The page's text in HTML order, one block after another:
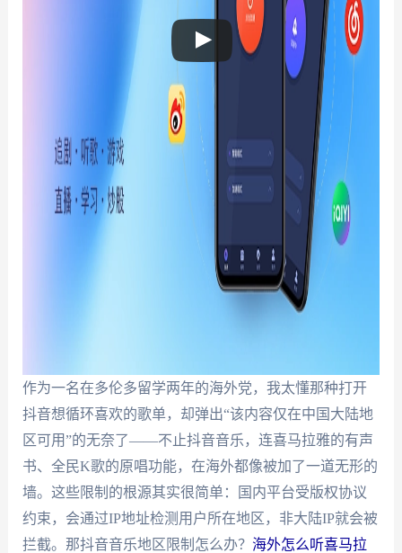
作为一名在多伦多留学两年的海外党，我太懂那种打开
抖音想循环喜欢的歌单，却弹出“该内容仅在中国大陆地
区可用”的无奈了——不止抖音音乐，连喜马拉雅的有声
书、全民K歌的原唱功能，在海外都像被加了一道无形的
墙。这些限制的根源其实很简单：国内平台受版权协议
约束，会通过IP地址检测用户所在地区，非大陆IP就会被
拦截。那抖音音乐地区限制怎么办？ 海外怎么听喜马拉